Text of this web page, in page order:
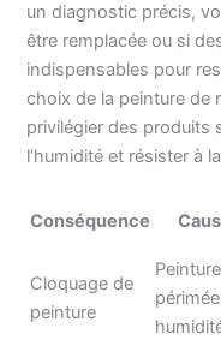
un diagnostic précis,
être remplacée ou si
indispensables pour
choix de la peinture de
privilégier des produits
l’humidité et résister à
Conséquence
Cloquage de
peinture
Peinture